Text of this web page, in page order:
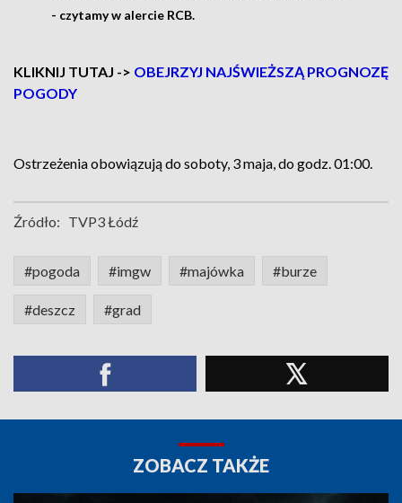
- czytamy w alercie RCB.
KLIKNIJ TUTAJ -> OBEJRZYJ NAJŚWIEŻSZĄ PROGNOZĘ
POGODY
Ostrzeżenia obowiązują do soboty, 3 maja, do godz. 01:00.
Źródło: TVP3 Łódź
#pogoda #imgw #majówka #burze
#deszcz #grad
ZOBACZ TAKŻE